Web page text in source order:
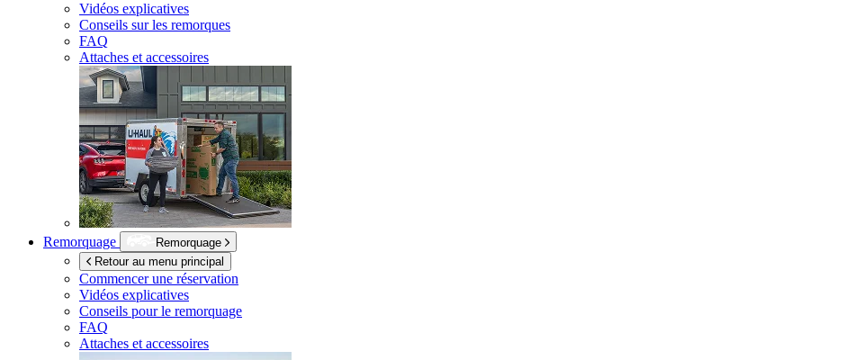
Vidéos explicatives
Conseils sur les remorques
FAQ
Attaches et accessoires
Remorquage
Remorquage
Retour au menu principal
Commencer une réservation
Vidéos explicatives
Conseils pour le remorquage
FAQ
Attaches et accessoires